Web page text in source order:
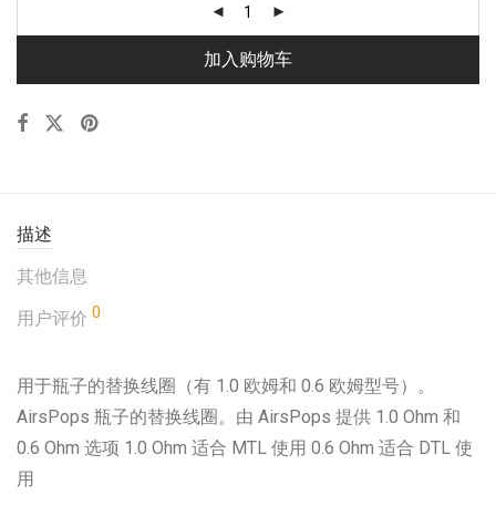
加入购物车
描述
其他信息
用户评价 0
用于瓶子的替换线圈（有 1.0 欧姆和 0.6 欧姆型号）。
AirsPops 瓶子的替换线圈。由 AirsPops 提供 1.0 Ohm 和
0.6 Ohm 选项 1.0 Ohm 适合 MTL 使用 0.6 Ohm 适合 DTL 使
用